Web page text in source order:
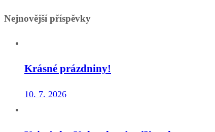
Nejnovější příspěvky
Krásné prázdniny!
10. 7. 2026